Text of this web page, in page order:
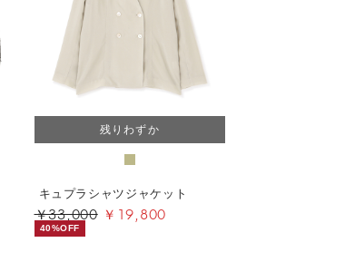
残りわずか
キュプラシャツジャケット
￥33,000 ￥19,800
40%OFF